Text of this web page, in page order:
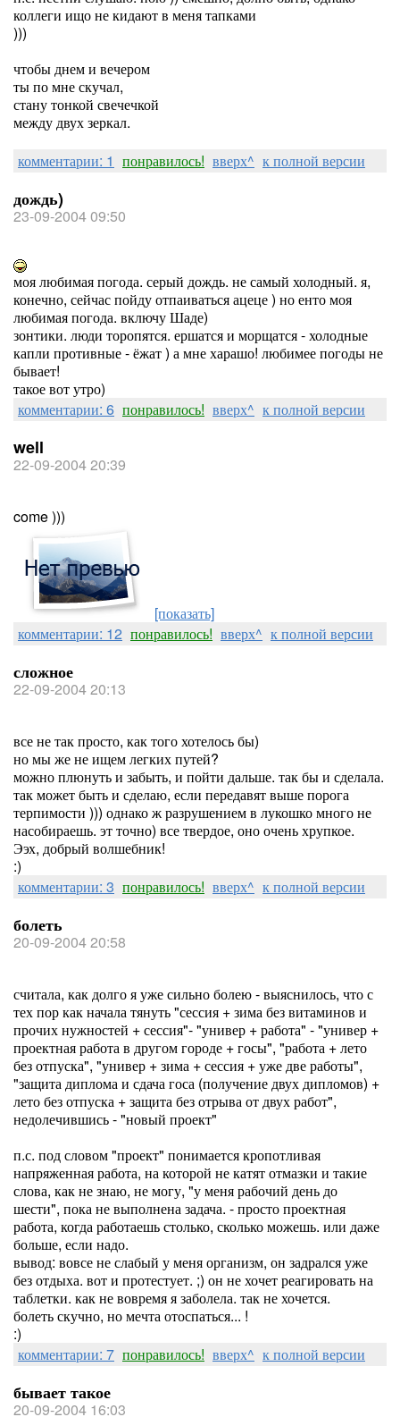
коллеги ищо не кидают в меня тапками
)))
чтобы днем и вечером
ты по мне скучал,
стану тонкой свечечкой
между двух зеркал.
комментарии: 1 понравилось! вверх^ к полной версии
дождь)
23-09-2004 09:50
моя любимая погода. серый дождь. не самый холодный. я,
конечно, сейчас пойду отпаиваться ацеце ) но енто моя
любимая погода. включу Шаде)
зонтики. люди торопятся. ершатся и морщатся - холодные
капли противные - ёжат ) а мне харашо! любимее погоды не
бывает!
такое вот утро)
комментарии: 6 понравилось! вверх^ к полной версии
well
22-09-2004 20:39
come )))
[показать]
комментарии: 12 понравилось! вверх^ к полной версии
сложное
22-09-2004 20:13
все не так просто, как того хотелось бы)
но мы же не ищем легких путей?
можно плюнуть и забыть, и пойти дальше. так бы и сделала.
так может быть и сделаю, если передавят выше порога
терпимости ))) однако ж разрушением в лукошко много не
насобираешь. эт точно) все твердое, оно очень хрупкое.
Ээх, добрый волшебник!
:)
комментарии: 3 понравилось! вверх^ к полной версии
болеть
20-09-2004 20:58
считала, как долго я уже сильно болею - выяснилось, что с
тех пор как начала тянуть "сессия + зима без витаминов и
прочих нужностей + сессия"- "универ + работа" - "универ +
проектная работа в другом городе + госы", "работа + лето
без отпуска", "универ + зима + сессия + уже две работы",
"защита диплома и сдача госа (получение двух дипломов) +
лето без отпуска + защита без отрыва от двух работ",
недолечившись - "новый проект"
п.с. под словом "проект" понимается кропотливая
напряженная работа, на которой не катят отмазки и такие
слова, как не знаю, не могу, "у меня рабочий день до
шести", пока не выполнена задача. - просто проектная
работа, когда работаешь столько, сколько можешь. или даже
больше, если надо.
вывод: вовсе не слабый у меня организм, он задрался уже
без отдыха. вот и протестует. ;) он не хочет реагировать на
таблетки. как не вовремя я заболела. так не хочется.
болеть скучно, но мечта отоспаться... !
:)
комментарии: 7 понравилось! вверх^ к полной версии
бывает такое
20-09-2004 16:03